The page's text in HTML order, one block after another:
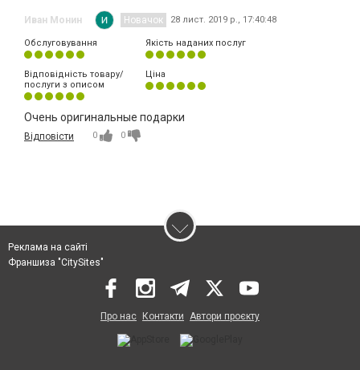
Иван Монин Новачок 28 лист. 2019 р., 17:40:48
Обслуговування Якість наданих послуг
Відповідність товару/
послуги з описом
Ціна
Очень оригинальные подарки
Відповісти 0 0
Реклама на сайті
Франшиза "CitySites"
Про нас Контакти Автори проєкту